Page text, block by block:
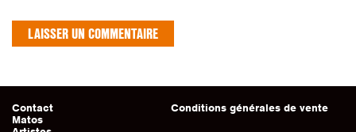
Contact
Matos
Conditions générales de vente